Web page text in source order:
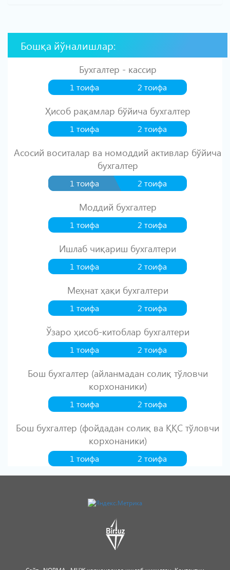
Бошқа йўналишлар:
Бухгалтер - кассир
1 тоифа 2 тоифа
Ҳисоб рақамлар бўйича бухгалтер
1 тоифа 2 тоифа
Асосий воситалар ва номоддий активлар бўйича
бухгалтер
1 тоифа 2 тоифа
Моддий бухгалтер
1 тоифа 2 тоифа
Ишлаб чиқариш бухгалтери
1 тоифа 2 тоифа
Меҳнат ҳақи бухгалтери
1 тоифа 2 тоифа
Ўзаро ҳисоб-китоблар бухгалтери
1 тоифа 2 тоифа
Бош бухгалтер (айланмадан солиқ тўловчи
корхонаники)
1 тоифа 2 тоифа
Бош бухгалтер (фойдадан солиқ ва ҚҚС тўловчи
корхонаники)
1 тоифа 2 тоифа